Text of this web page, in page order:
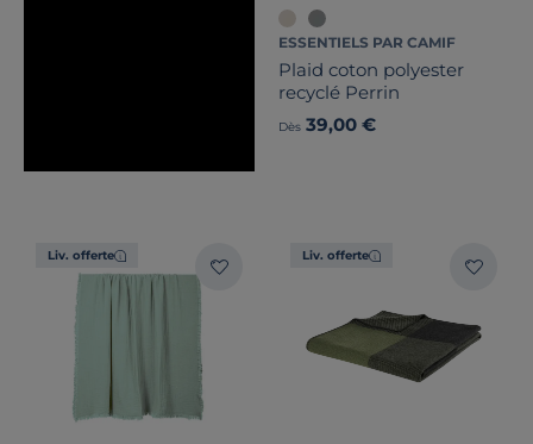
ESSENTIELS PAR CAMIF
Plaid coton polyester
recyclé Perrin
Dès 39,00 €
Liv. offerte Liv. offerte